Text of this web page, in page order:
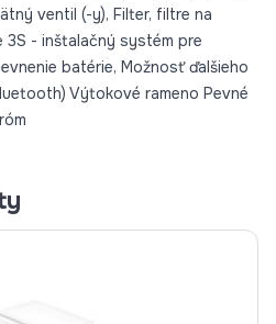
ventil (-y), Filter, filtre na
- inštalačný systém pre
batérie, Možnosť ďalšieho
Výtokové rameno Pevné